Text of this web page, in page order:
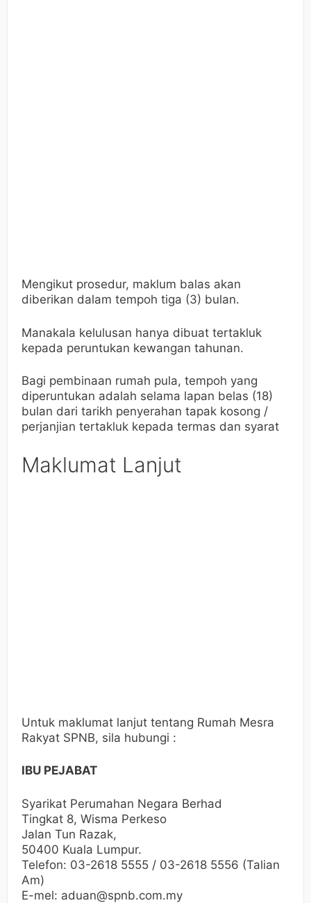
Mengikut prosedur, maklum balas akan
diberikan dalam tempoh tiga (3) bulan.
Manakala kelulusan hanya dibuat tertakluk
kepada peruntukan kewangan tahunan.
Bagi pembinaan rumah pula, tempoh yang
diperuntukan adalah selama lapan belas (18)
bulan dari tarikh penyerahan tapak kosong /
perjanjian tertakluk kepada termas dan syarat
Maklumat Lanjut
Untuk maklumat lanjut tentang Rumah Mesra
Rakyat SPNB, sila hubungi :
IBU PEJABAT
Syarikat Perumahan Negara Berhad
Tingkat 8, Wisma Perkeso
Jalan Tun Razak,
50400 Kuala Lumpur.
Telefon: 03-2618 5555 / 03-2618 5556 (Talian
Am)
E-mel: aduan@spnb.com.my